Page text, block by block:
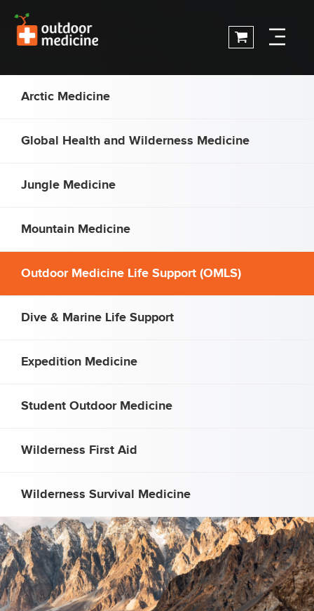
Arctic Medicine
Global Health and Wilderness Medicine
Jungle Medicine
Mountain Medicine
Outdoor Medicine Life Support (OMLS)
Dive & Marine Life Support
Expedition Medicine
Student Outdoor Medicine
Wilderness First Aid
Wilderness Survival Medicine